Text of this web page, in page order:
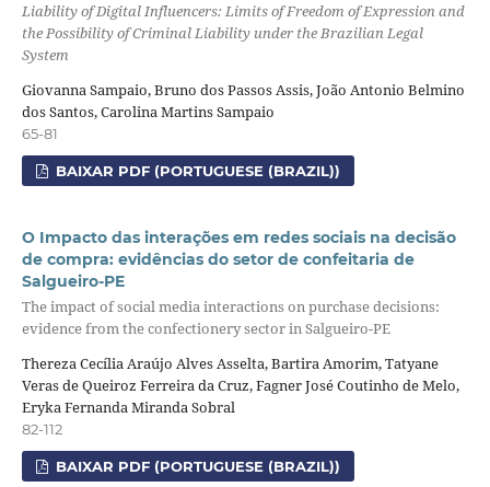
Liability of Digital Influencers: Limits of Freedom of Expression and
the Possibility of Criminal Liability under the Brazilian Legal
System
Giovanna Sampaio, Bruno dos Passos Assis, João Antonio Belmino
dos Santos, Carolina Martins Sampaio
65-81
BAIXAR PDF (PORTUGUESE (BRAZIL))
O Impacto das interações em redes sociais na decisão
de compra: evidências do setor de confeitaria de
Salgueiro-PE
The impact of social media interactions on purchase decisions:
evidence from the confectionery sector in Salgueiro-PE
Thereza Cecília Araújo Alves Asselta, Bartira Amorim, Tatyane
Veras de Queiroz Ferreira da Cruz, Fagner José Coutinho de Melo,
Eryka Fernanda Miranda Sobral
82-112
BAIXAR PDF (PORTUGUESE (BRAZIL))